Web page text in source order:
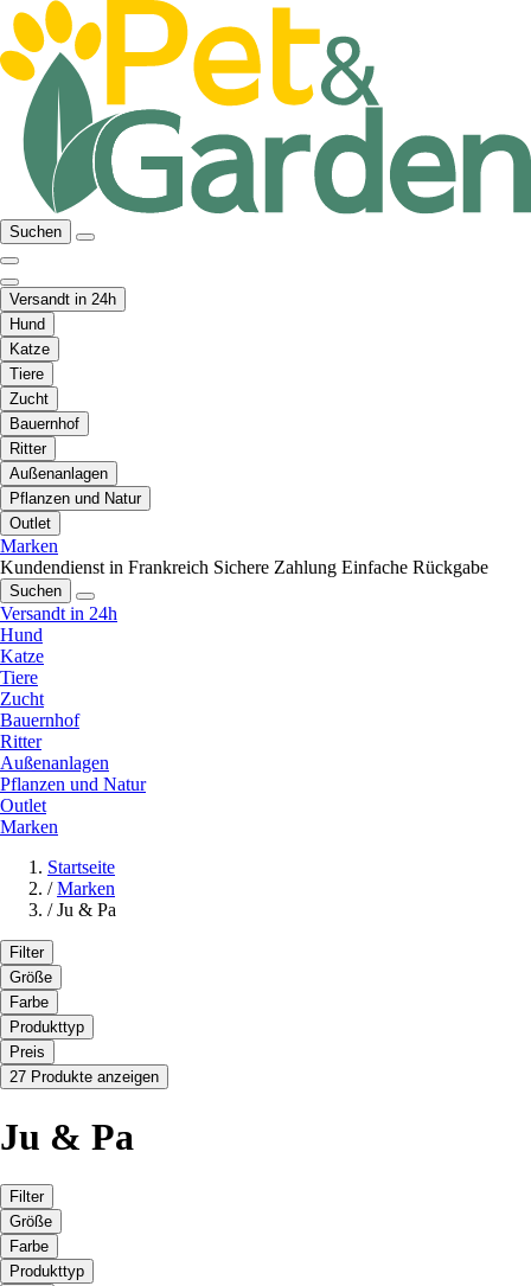
Suchen
Versandt in 24h
Hund
Katze
Tiere
Zucht
Bauernhof
Ritter
Außenanlagen
Pflanzen und Natur
Outlet
Marken
Kundendienst in Frankreich Sichere Zahlung Einfache Rückgabe
Suchen
Versandt in 24h
Hund
Katze
Tiere
Zucht
Bauernhof
Ritter
Außenanlagen
Pflanzen und Natur
Outlet
Marken
Startseite
/ Marken
/ Ju & Pa
Filter
Größe
Farbe
Produkttyp
Preis
27 Produkte anzeigen
Ju & Pa
Filter
Größe
Farbe
Produkttyp